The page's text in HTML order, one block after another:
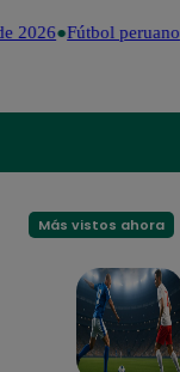
2026 Fútbol peruano
Más vistos ahora